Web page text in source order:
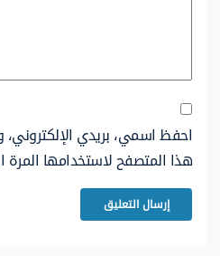
احفظ اسمي، بريدي
هذا المتصفح لاستخدامها